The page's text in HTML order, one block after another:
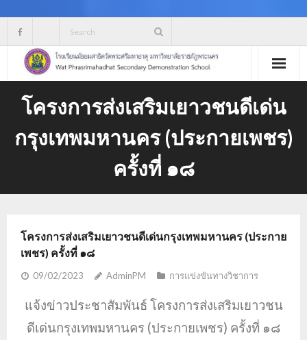
content
โครงการส่งเสริมเยาวชนดีเด่น
กรุงเทพมหานคร (ประกายเพชร)
ครั้งที่ ๑๘
โครงการส่งเสริมเยาวชนดีเด่นกรุงเทพมหานคร (ประกาย
เพชร) ครั้งที่ ๑๘
09/02/2023 AdminPM การแข่งขันทางวิชาการ
แจ้งข่าวประชาสัมพันธ์ โครงการส่งเสริมเยาวชน
ดีเด่นกรุงเทพมหานคร (ประกายเพชร) ครั้งที่ ๑๘